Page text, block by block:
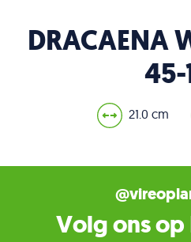
DRACAENA
45-
21.0 cm
Volg ons